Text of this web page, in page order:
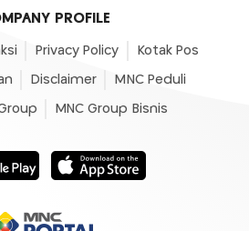
PROFILE
Privacy Policy Kotak Pos
Disclaimer MNC Peduli
MNC Group Bisnis